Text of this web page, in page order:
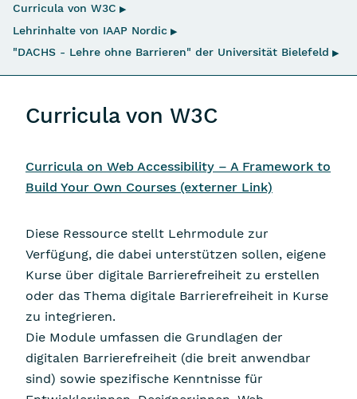
Navigation überspringen
Curricula von W3C ▶
Lehrinhalte von IAAP Nordic ▶
"DACHS - Lehre ohne Barrieren" der Universität Bielefeld ▶
Curricula von W3C
Curricula on Web Accessibility – A Framework to
Build Your Own Courses (externer Link)
Diese Ressource stellt Lehrmodule zur
Verfügung, die dabei unterstützen sollen, eigene
Kurse über digitale Barrierefreiheit zu erstellen
oder das Thema digitale Barrierefreiheit in Kurse
zu integrieren.
Die Module umfassen die Grundlagen der
digitalen Barrierefreiheit (die breit anwendbar
sind) sowie spezifische Kenntnisse für